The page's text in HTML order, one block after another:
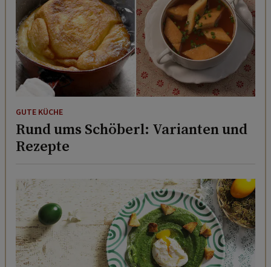
GUTE KÜCHE
Rund ums Schöberl: Varianten und
Rezepte